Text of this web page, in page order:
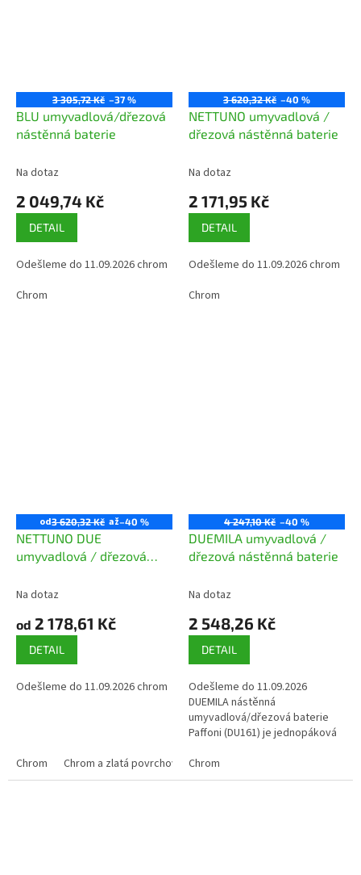
3 305,72 Kč –37 %
BLU umyvadlová/dřezová
nástěnná baterie
Na dotaz
2 049,74 Kč
DETAIL
Odešleme do 11.09.2026 chrom
Chrom
3 620,32 Kč –40 %
NETTUNO umyvadlová /
dřezová nástěnná baterie
Na dotaz
2 171,95 Kč
DETAIL
Odešleme do 11.09.2026 chrom
Chrom
od3 620,32 Kč až–40 %
NETTUNO DUE
umyvadlová / dřezová
Na dotaz
od 2 178,61 Kč
DETAIL
Odešleme do 11.09.2026 chrom
Chrom Chrom a zlatá povrchová úprava
4 247,10 Kč –40 %
DUEMILA umyvadlová /
dřezová nástěnná baterie
Na dotaz
2 548,26 Kč
DETAIL
Odešleme do 11.09.2026
DUEMILA nástěnná
umyvadlová/dřezová baterie
Paffoni (DU161) je jednopáková
hubicí, určená pro montáž na
stěnu nad umyvadlem...
Chrom